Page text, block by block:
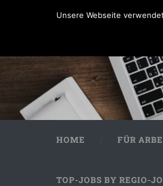
HOME FÜR
TOP-JOBS BY REGIO-
Unsere Webseite